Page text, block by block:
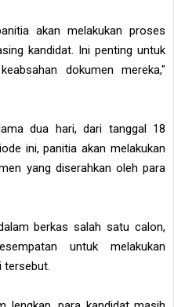
akan melakukan proses
kandidat. Ini penting untuk
dokumen mereka,"
dua hari, dari tanggal 18
ini, panitia akan melakukan
yang diserahkan oleh para
berkas salah satu calon,
untuk melakukan
tersebut.